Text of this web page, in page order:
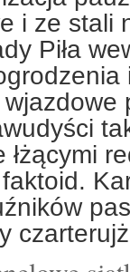
i ze stali
Piła
faktoid.